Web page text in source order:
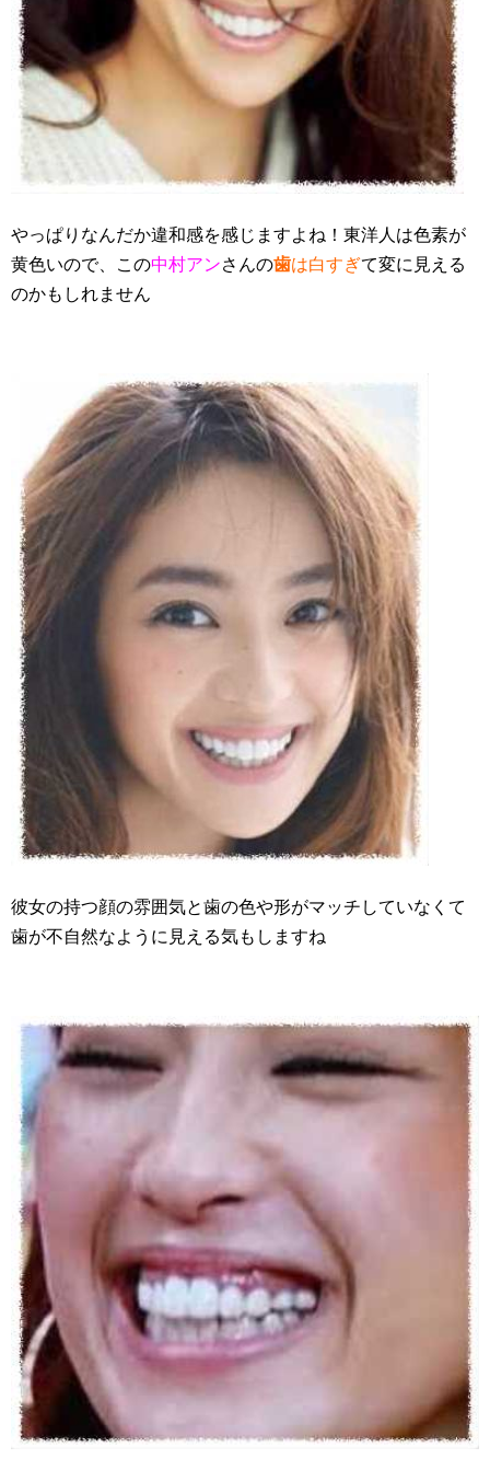
やっぱりなんだか違和感を感じますよね！東洋人は色素が
黄色いので、この中村アンさんの歯は白すぎて変に見える
のかもしれません
彼女の持つ顔の雰囲気と歯の色や形がマッチしていなくて
歯が不自然なように見える気もしますね